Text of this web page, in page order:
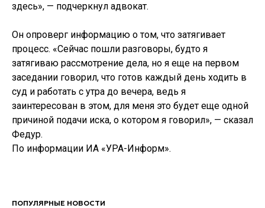
здесь», — подчеркнул адвокат.
Он опроверг информацию о том, что затягивает
процесс. «Сейчас пошли разговоры, будто я
затягиваю рассмотрение дела, но я еще на первом
заседании говорил, что готов каждый день ходить в
суд и работать с утра до вечера, ведь я
заинтересован в этом, для меня это будет еще одной
причиной подачи иска, о котором я говорил», — сказал
Федур.
По информации ИА «УРА-Информ».
ПОПУЛЯРНЫЕ НОВОСТИ